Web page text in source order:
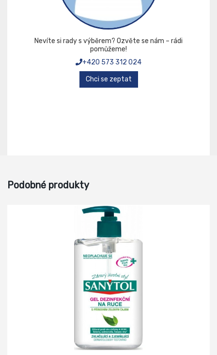
Nevíte si rady s výběrem? Ozvěte se nám – rádi
pomůžeme!
+420 573 312 024
Chci se zeptat
Podobné produkty